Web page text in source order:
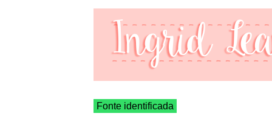
Fonte identificada